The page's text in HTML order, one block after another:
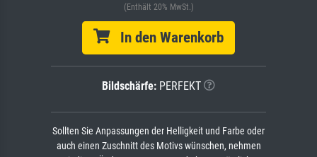
(Enthält 20% MwSt.)
In den Warenkorb
Bildschärfe: PERFEKT
Sollten Sie Anpassungen der Helligkeit und Farbe oder
auch einen Zuschnitt des Motivs wünschen, nehmen